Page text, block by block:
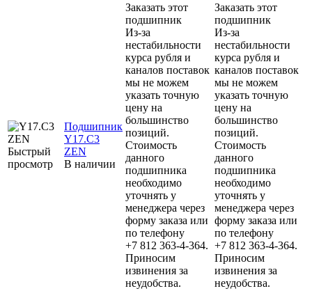
Быстрый
просмотр
Подшипник
Y17.C3
ZEN
В наличии
Заказать этот
подшипник
Из-за
нестабильности
курса рубля и
каналов поставок
мы не можем
указать точную
цену на
большинство
позиций.
Стоимость
данного
подшипника
необходимо
уточнять у
менеджера через
форму заказа или
по телефону
+7 812 363-4-364.
Приносим
извинения за
неудобства.
Заказать этот
подшипник
Из-за
нестабильности
курса рубля и
каналов поставок
мы не можем
указать точную
цену на
большинство
позиций.
Стоимость
данного
подшипника
необходимо
уточнять у
менеджера через
форму заказа или
по телефону
+7 812 363-4-364.
Приносим
извинения за
неудобства.